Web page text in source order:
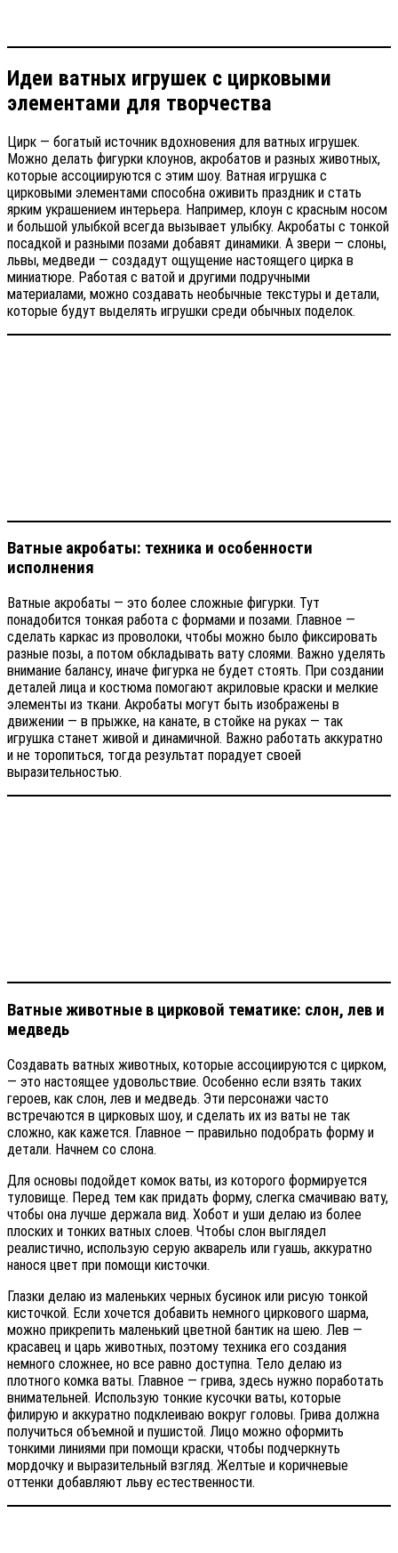
Идеи ватных игрушек с цирковыми
элементами для творчества
Цирк — богатый источник вдохновения для ватных игрушек.
Можно делать фигурки клоунов, акробатов и разных животных,
которые ассоциируются с этим шоу. Ватная игрушка с
цирковыми элементами способна оживить праздник и стать
ярким украшением интерьера. Например, клоун с красным носом
и большой улыбкой всегда вызывает улыбку. Акробаты с тонкой
посадкой и разными позами добавят динамики. А звери — слоны,
львы, медведи — создадут ощущение настоящего цирка в
миниатюре. Работая с ватой и другими подручными
материалами, можно создавать необычные текстуры и детали,
которые будут выделять игрушки среди обычных поделок.
Ватные акробаты: техника и особенности
исполнения
Ватные акробаты — это более сложные фигурки. Тут
понадобится тонкая работа с формами и позами. Главное —
сделать каркас из проволоки, чтобы можно было фиксировать
разные позы, а потом обкладывать вату слоями. Важно уделять
внимание балансу, иначе фигурка не будет стоять. При создании
деталей лица и костюма помогают акриловые краски и мелкие
элементы из ткани. Акробаты могут быть изображены в
движении — в прыжке, на канате, в стойке на руках — так
игрушка станет живой и динамичной. Важно работать аккуратно
и не торопиться, тогда результат порадует своей
выразительностью.
Ватные животные в цирковой тематике: слон, лев и
медведь
Создавать ватных животных, которые ассоциируются с цирком,
— это настоящее удовольствие. Особенно если взять таких
героев, как слон, лев и медведь. Эти персонажи часто
встречаются в цирковых шоу, и сделать их из ваты не так
сложно, как кажется. Главное — правильно подобрать форму и
детали. Начнем со слона.
Для основы подойдет комок ваты, из которого формируется
туловище. Перед тем как придать форму, слегка смачиваю вату,
чтобы она лучше держала вид. Хобот и уши делаю из более
плоских и тонких ватных слоев. Чтобы слон выглядел
реалистично, использую серую акварель или гуашь, аккуратно
нанося цвет при помощи кисточки.
Глазки делаю из маленьких черных бусинок или рисую тонкой
кисточкой. Если хочется добавить немного циркового шарма,
можно прикрепить маленький цветной бантик на шею. Лев —
красавец и царь животных, поэтому техника его создания
немного сложнее, но все равно доступна. Тело делаю из
плотного комка ваты. Главное — грива, здесь нужно поработать
внимательней. Использую тонкие кусочки ваты, которые
филирую и аккуратно подклеиваю вокруг головы. Грива должна
получиться объемной и пушистой. Лицо можно оформить
тонкими линиями при помощи краски, чтобы подчеркнуть
мордочку и выразительный взгляд. Желтые и коричневые
оттенки добавляют льву естественности.